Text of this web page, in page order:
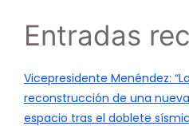
Entradas
Vicepresidente Menéndez:
reconstrucción de una
espacio tras el doblete